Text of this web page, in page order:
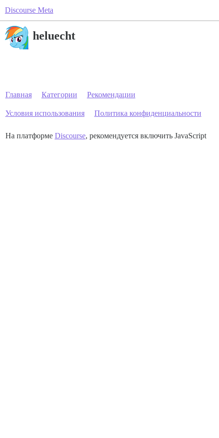
Discourse Meta
heluecht
Главная Категории Рекомендации
Условия использования Политика конфиденциальности
На платформе Discourse, рекомендуется включить JavaScript